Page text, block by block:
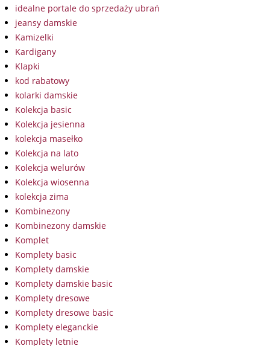
idealne portale do sprzedaży ubrań
jeansy damskie
Kamizelki
Kardigany
Klapki
kod rabatowy
kolarki damskie
Kolekcja basic
Kolekcja jesienna
kolekcja masełko
Kolekcja na lato
Kolekcja welurów
Kolekcja wiosenna
kolekcja zima
Kombinezony
Kombinezony damskie
Komplet
Komplety basic
Komplety damskie
Komplety damskie basic
Komplety dresowe
Komplety dresowe basic
Komplety eleganckie
Komplety letnie